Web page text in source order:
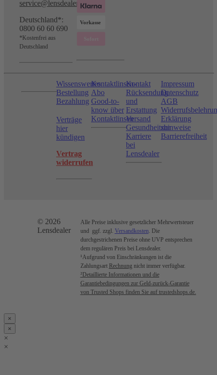
service@lensdealer.com
Deutschland*:
0800 60 60 690
*Kostenfrei aus
Deutschland
Wissenswertes
Bestellung
Bezahlung
Verträge
hier
kündigen
Vertrag
widerrufen
Kontaktlinsen-
Abo
Good-to-
know über
Kontaktlinsen
Kontakt
Rücksendung
und
Erstattung
Versand
Gesundheitshinweise
Karriere
bei
Lensdealer
Impressum
Datenschutz
AGB
Erklärung
zur
Barrierefreiheit
© 2026
Lensdealer
Alle Preise inklusive gesetzlicher Mehrwertsteuer
und ggf. zzgl. Versandkosten . Die
durchgestrichenen Preise ohne UVP entsprechen
dem regulären Preis bei Lensdealer.
¹Aufgrund von Einschränkungen ist die
Zahlungsart Rechnung nicht immer verfügbar.
²Detaillierte Informationen und die
Garantiebedingungen zur Geld-zurück-Garantie
von Trusted Shops finden Sie auf trustedshops.de.
×
×
×
×